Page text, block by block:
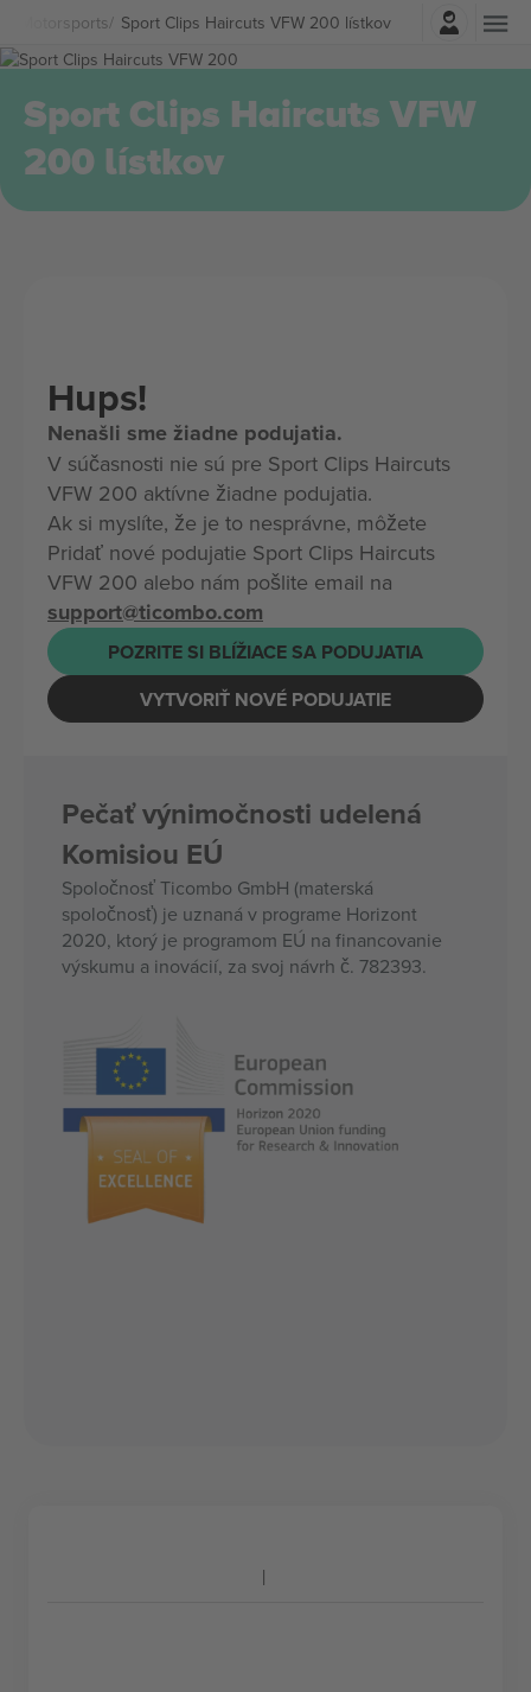
Motorsports Sport Clips Haircuts VFW 200 lístkov
Prihlásenie
Sport Clips Haircuts VFW
200 lístkov
Hups!
Nenašli sme žiadne podujatia.
V súčasnosti nie sú pre Sport Clips Haircuts
VFW 200 aktívne žiadne podujatia.
Ak si myslíte, že je to nesprávne, môžete
Pridať nové podujatie Sport Clips Haircuts
VFW 200 alebo nám pošlite email na
support@ticombo.com
POZRITE SI BLÍŽIACE SA PODUJATIA
VYTVORIŤ NOVÉ PODUJATIE
Pečať výnimočnosti udelená
Komisiou EÚ
Spoločnosť Ticombo GmbH (materská
spoločnosť) je uznaná v programe Horizont
2020, ktorý je programom EÚ na financovanie
výskumu a inovácií, za svoj návrh č. 782393.